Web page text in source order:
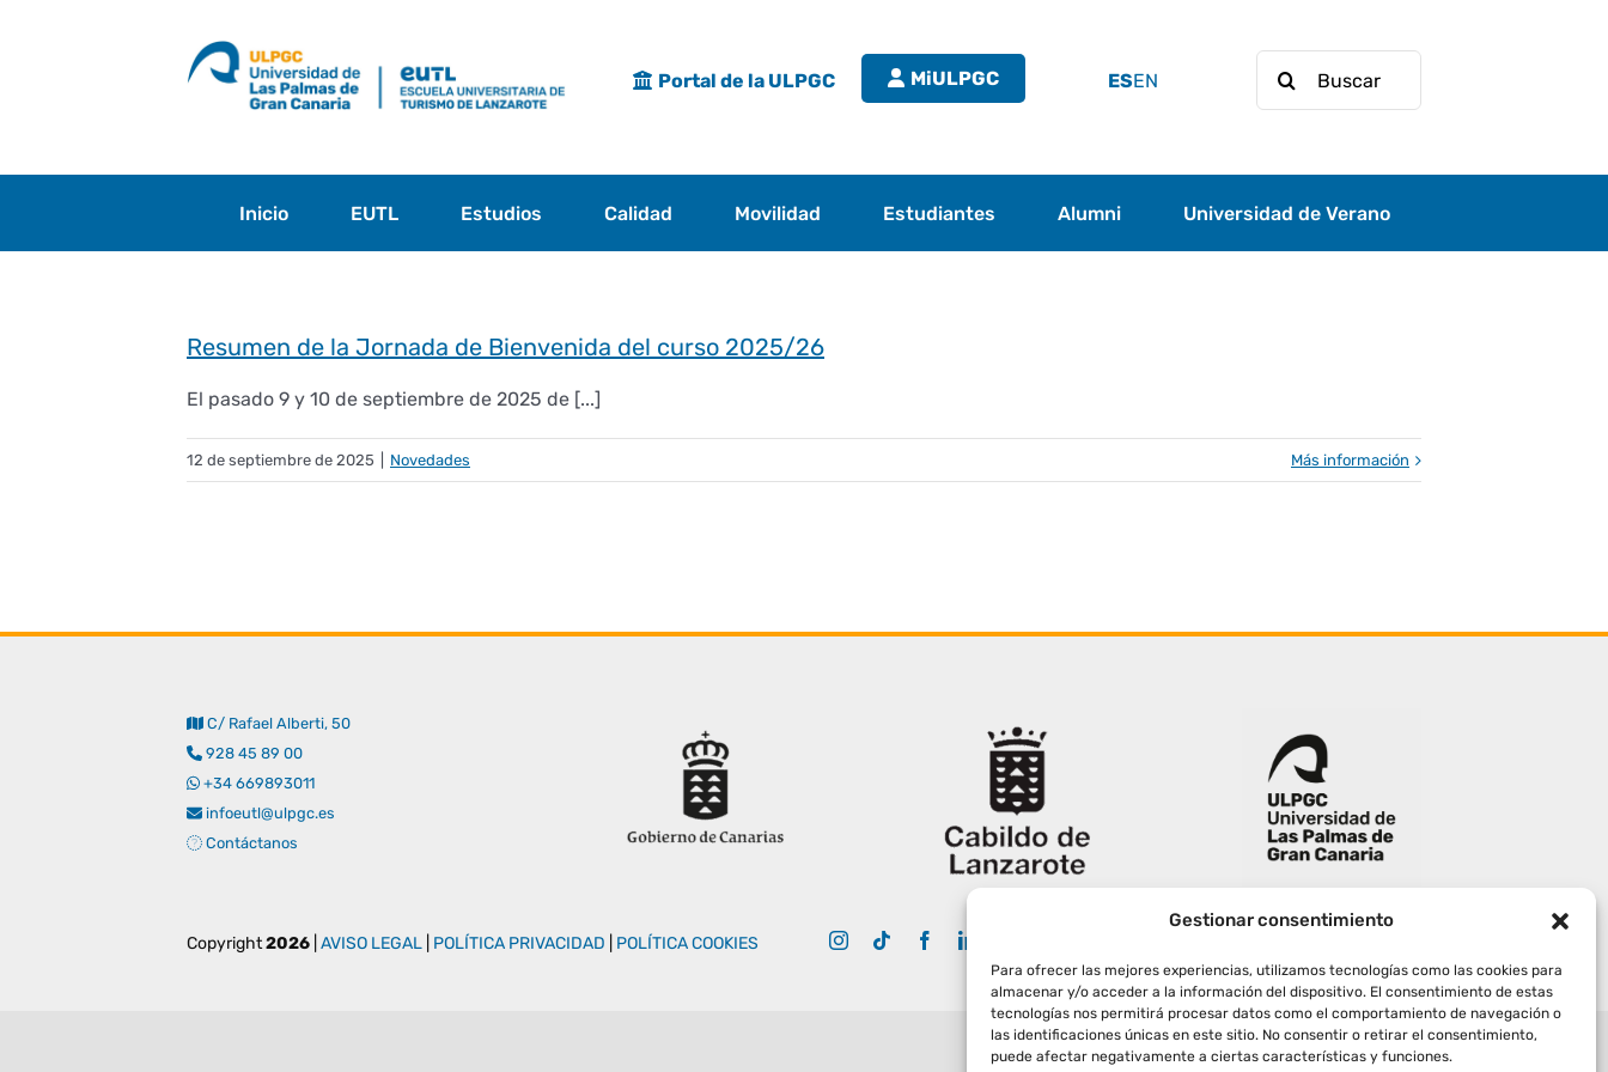
Gestionar consentimiento
Para ofrecer las mejores experiencias, utilizamos tecnologías como las cookies para
almacenar y/o acceder a la información del dispositivo. El consentimiento de estas
tecnologías nos permitirá procesar datos como el comportamiento de navegación o
las identificaciones únicas en este sitio. No consentir o retirar el consentimiento,
puede afectar negativamente a ciertas características y funciones.
Portal de la ULPGC MiULPGC EN
ES
Inicio EUTL Estudios Calidad Movilidad Estudiantes Alumni Universidad de Verano
Resumen de la Jornada de Bienvenida del curso 2025/26
El pasado 9 y 10 de septiembre de 2025 de [...]
12 de septiembre de 2025 Novedades Más información
C/ Rafael Alberti, 50
928 45 89 00
+34 669893011
infoeutl@ulpgc.es
Contáctanos
Copyright2026| AVISO LEGAL| POLÍTICA PRIVACIDAD POLÍTICA COOKIES